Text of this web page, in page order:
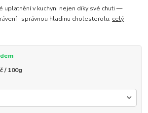
uplatnění v kuchyni nejen díky své chuti —
i správnou hladinu cholesterolu. celý
/ 100g